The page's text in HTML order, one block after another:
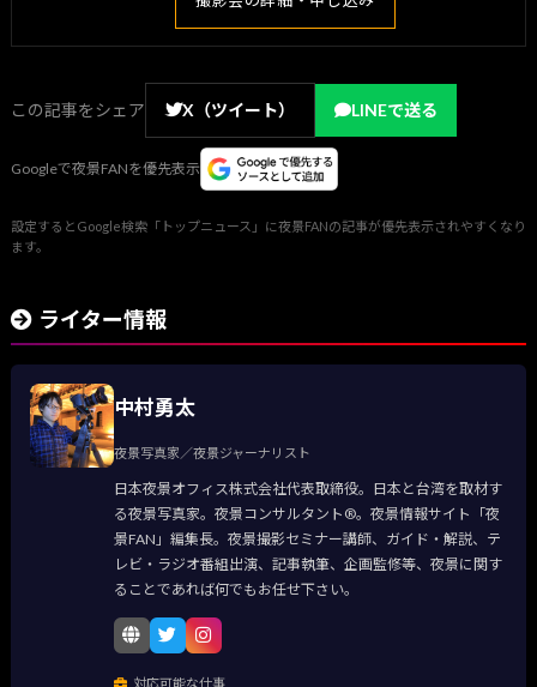
この記事をシェア X（ツイート） LINEで送る
Googleで夜景FANを優先表示
設定するとGoogle検索「トップニュース」に夜景FANの記事が優先表示されやすくなり
ます。
ライター情報
中村勇太
夜景写真家／夜景ジャーナリスト
日本夜景オフィス株式会社代表取締役。日本と台湾を取材す
る夜景写真家。夜景コンサルタント®。夜景情報サイト「夜
景FAN」編集長。夜景撮影セミナー講師、ガイド・解説、テ
レビ・ラジオ番組出演、記事執筆、企画監修等、夜景に関す
ることであれば何でもお任せ下さい。
対応可能な仕事